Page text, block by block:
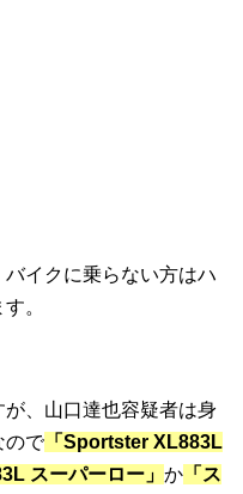
イクに乗らない方はハ
。
、山口達也容疑者は身
ので 「Sportster XL883L
スーパーロー」 か 「ス